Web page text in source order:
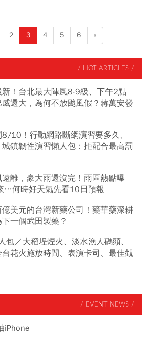
2 3 4 5 6 »
/ HOT ARTICLES /
！台北最大陣風8-9級、下午2點
還大，為何不放颱風假？蔣萬安發
10！行動網路斷網演習要多久、
鎮韌性演習懶人包：拒配合最高罰
離，豪大雨還沒完！雨區熱點曝
…何時好天氣先看10日預報
美元的台灣新藥公司！藥華藥深耕
一個武田製藥？
包／大稻埕煙火、淡水漁人碼頭、
花火施放時間、表演卡司、最佳觀
/ EVENT NEWS /
iPhone